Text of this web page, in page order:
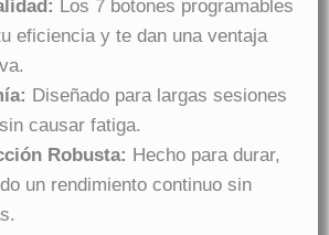
Los 7 botones programables
eficiencia y te dan una ventaja
Diseñado para largas sesiones
causar fatiga.
Robusta: Hecho para durar,
un rendimiento continuo sin